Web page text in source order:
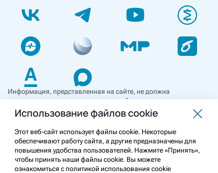
Информация, представленная на сайте, не должна
использоваться для самостоятельной диагностики и лечения
и не может служить заменой очной консультации врача. Перед
применением необходимо ознакомиться
с противопоказаниями препарата. Информация
о лекарственных средствах рецептурного отпуска
предназначена для медицинских и фармацевтических
работников.
Использование файлов cookie
Этот веб-сайт использует файлы cookie. Некоторые
обеспечивают работу сайта, а другие предназначены для
повышения удобства пользователей. Нажмите «Принять»,
чтобы принять наши файлы cookie. Вы можете
ознакомиться с политикой использования cookie